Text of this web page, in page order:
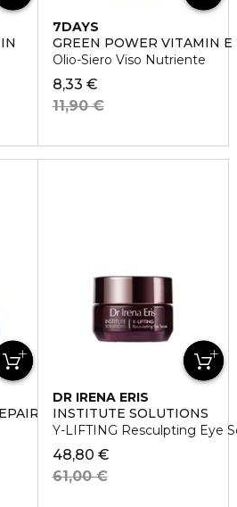
7DAYS
GREEN POWER VITAMIN E
Olio-Siero Viso Nutriente
8,33 €
11,90 €
KIT DUO
DR IRENA ERIS
INSTITUTE SOLUTIONS
Y-LIFTING Resculpting Eye
48,80 €
61,00 €